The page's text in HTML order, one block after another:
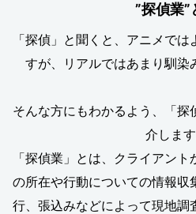
”探偵業”
「探偵」と聞くと、アニメで
すが、リアルではあまり馴染
そんな方にもわかるよう、「探
介します
「探偵業」とは、クライアン
の所在や行動についての情報収
行、張込みなどによって現地調